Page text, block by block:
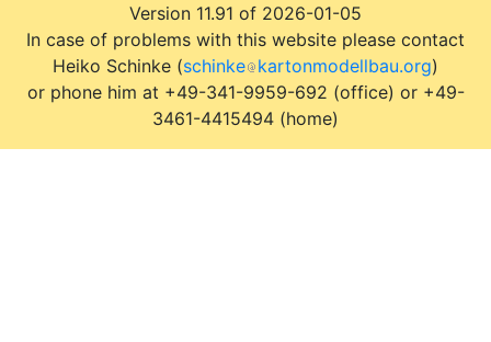
Version 11.91 of 2026-01-05
In case of problems with this website please contact
Heiko Schinke (schinke kartonmodellbau.org)
or phone him at +49-341-9959-692 (office) or +49-
3461-4415494 (home)